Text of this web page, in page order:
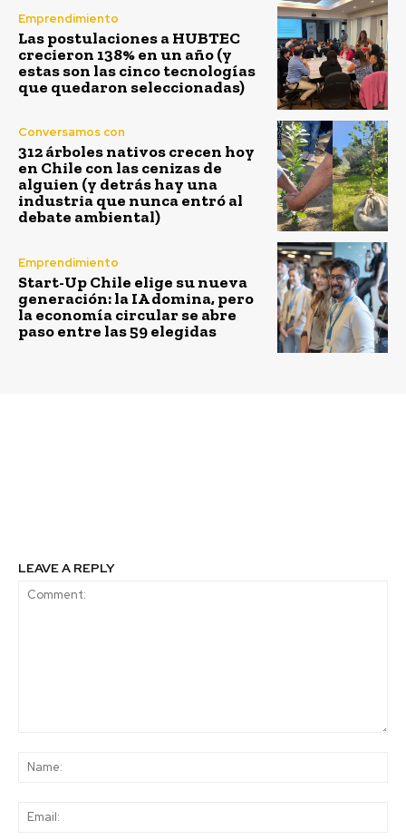
Emprendimiento
Las postulaciones a HUBTEC
crecieron 138% en un año (y
estas son las cinco tecnologías
que quedaron seleccionadas)
Conversamos con
312 árboles nativos crecen hoy
en Chile con las cenizas de
alguien (y detrás hay una
industria que nunca entró al
debate ambiental)
Emprendimiento
Start-Up Chile elige su nueva
generación: la IA domina, pero
la economía circular se abre
paso entre las 59 elegidas
LEAVE A REPLY